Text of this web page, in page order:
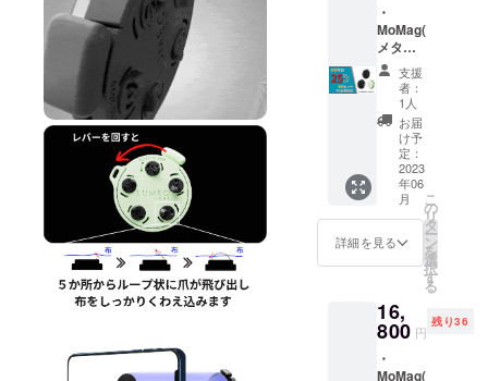
状況、
使用部
材の供
給状
況、製
造工程
上の都
合等に
より出
荷時期
が遅れ
る場合
があり
ます。
み） ※
割引率
は販売
予定価
格に送
料を含
む合計
金額に
対する
もので
す。 ※
色の組
み合わ
せはブ
の2色か
らお選
びいた
だけま
・
MoMag(
メタル
プレー
ト付き)
× 3点 ・
一般販
売予定
価格
18,000
円の
（消費
税・送
料込
み） ・
割引価
13,500
円（消
費税・
送料込
支援
者：
1人
お届
け予
定：
2023
年06
月
詳細を見る
こ
の
リ
タ
ー
ン
を
選
択
す
る
16,
800 円
残り36
・
MoMag(